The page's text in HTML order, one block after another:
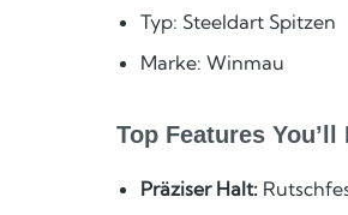
Typ: Steeldart Spitzen
Marke: Winmau
Top Features You’ll
Präziser Halt: